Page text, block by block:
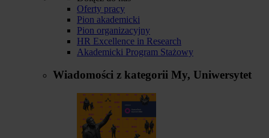
Oferty pracy
Pion akademicki
Pion organizacyjny
HR Excellence in Research
Akademicki Program Stażowy
Wiadomości z kategorii My, Uniwersytet